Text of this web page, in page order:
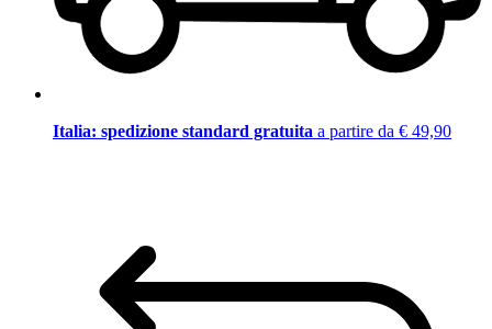
Italia: spedizione standard gratuita a partire da € 49,90